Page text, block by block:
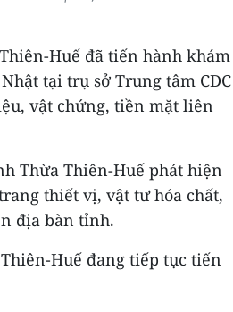
Huế đã tiến hành khám
tại trụ sở Trung tâm CDC
vật chứng, tiền mặt liên
Thừa Thiên-Huế phát hiện
thiết vị, vật tư hóa chất,
địa bàn tỉnh.
Huế đang tiếp tục tiến